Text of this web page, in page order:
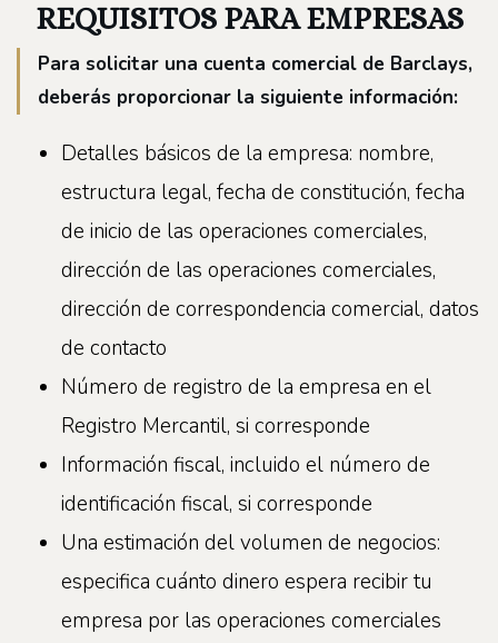
REQUISITOS PARA EMPRESAS
Para solicitar una cuenta comercial de Barclays,
deberás proporcionar la siguiente información:
Detalles básicos de la empresa: nombre,
estructura legal, fecha de constitución, fecha
de inicio de las operaciones comerciales,
dirección de las operaciones comerciales,
dirección de correspondencia comercial, datos
de contacto
Número de registro de la empresa en el
Registro Mercantil, si corresponde
Información fiscal, incluido el número de
identificación fiscal, si corresponde
Una estimación del volumen de negocios:
especifica cuánto dinero espera recibir tu
empresa por las operaciones comerciales